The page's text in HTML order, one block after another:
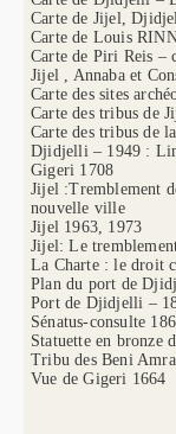
Carte de Jijel,
Carte de Louis
Carte de Piri Reis –
Jijel , Annaba et
Carte des sites
Carte des tribus de
Carte des tribus de
Djidjelli – 1949 :
Gigeri 1708
Jijel :Tremblement
nouvelle ville
Jijel 1963, 1973
Jijel: Le
La Charte : le droit
Plan du port de
Port de Djidjelli –
Sénatus-consulte
Statuette en bronze
Tribu des Beni
Vue de Gigeri 1664